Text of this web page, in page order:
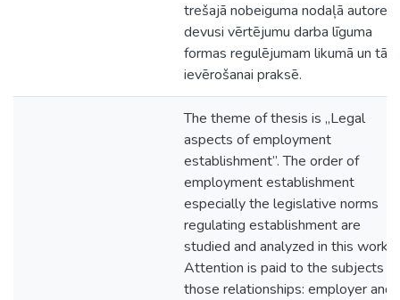
trešajā nobeiguma nodaļā autore
devusi vērtējumu darba līguma
formas regulējumam likumā un tā
ievērošanai praksē.
The theme of thesis is „Legal
aspects of employment
establishment”. The order of
employment establishment
especially the legislative norms
regulating establishment are
studied and analyzed in this work.
Attention is paid to the subjects of
those relationships: employer and